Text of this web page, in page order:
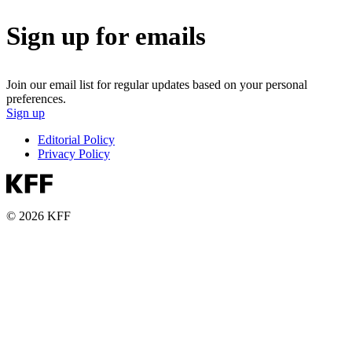
Sign up for emails
Join our email list for regular updates based on your personal
preferences.
Sign up
Editorial Policy
Privacy Policy
© 2026 KFF